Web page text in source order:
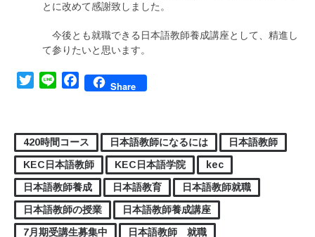
とに改めて感謝致しました。
今後とも就職できる日本語教師養成講座として、精進し
て参りたいと思います。
TwitterLine FacebookShare
420時間コース 日本語教師になるには
日本語教師
KEC日本語教師
KEC日本語学院
kec
日本語教師養成
日本語教育
日本語教師就職
日本語教師の授業
日本語教師養成講座
7月期受講生募集中
日本語教師 就職